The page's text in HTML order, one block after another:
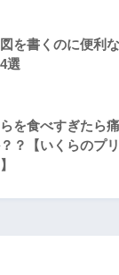
を書くのに便利
選
を食べすぎたら
？【いくらのプ